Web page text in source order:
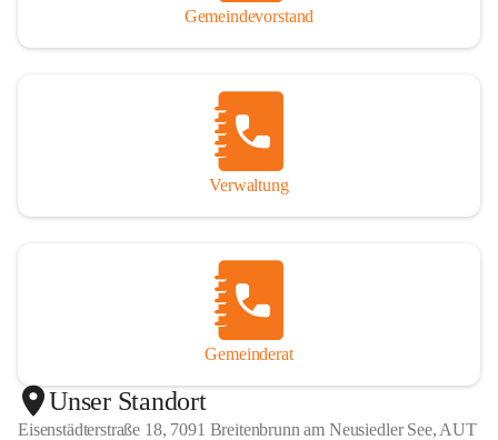
Gemeindevorstand
Verwaltung
Gemeinderat
Unser Standort
Eisenstädterstraße 18, 7091 Breitenbrunn am Neusiedler See, AUT